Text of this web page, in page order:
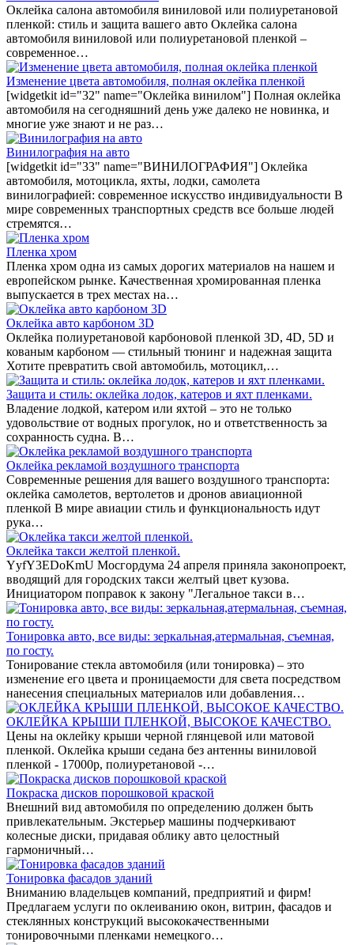
Оклейка салона автомобиля виниловой или полиуретановой
пленкой: стиль и защита вашего авто Оклейка салона
автомобиля виниловой или полиуретановой пленкой –
современное…
Изменение цвета автомобиля, полная оклейка пленкой
[widgetkit id="32" name="Оклейка винилом"] Полная оклейка
автомобиля на сегодняшний день уже далеко не новинка, и
многие уже знают и не раз…
Винилография на авто
[widgetkit id="33" name="ВИНИЛОГРАФИЯ"] Оклейка
автомобиля, мотоцикла, яхты, лодки, самолета
винилографией: современное искусство индивидуальности В
мире современных транспортных средств все больше людей
стремятся…
Пленка хром
Пленка хром одна из самых дорогих материалов на нашем и
европейском рынке. Качественная хромированная пленка
выпускается в трех местах на…
Оклейка авто карбоном 3D
Оклейка полиуретановой карбоновой пленкой 3D, 4D, 5D и
кованым карбоном — стильный тюнинг и надежная защита
Хотите превратить свой автомобиль, мотоцикл,…
Защита и стиль: оклейка лодок, катеров и яхт пленками.
Владение лодкой, катером или яхтой – это не только
удовольствие от водных прогулок, но и ответственность за
сохранность судна. В…
Оклейка рекламой воздушного транспорта
Современные решения для вашего воздушного транспорта:
оклейка самолетов, вертолетов и дронов авиационной
пленкой В мире авиации стиль и функциональность идут
рука…
Оклейка такси желтой пленкой.
YyfY3EDoKmU Мосгордума 24 апреля приняла законопроект,
вводящий для городских такси желтый цвет кузова.
Инициатором поправок к закону "Легальное такси в…
Тонировка авто, все виды: зеркальная,атермальная, съемная,
по госту.
Тонирование стекла автомобиля (или тонировка) – это
изменение его цвета и проницаемости для света посредством
нанесения специальных материалов или добавления…
ОКЛЕЙКА КРЫШИ ПЛЕНКОЙ, ВЫСОКОЕ КАЧЕСТВО.
Цены на оклейку крыши черной глянцевой или матовой
пленкой. Оклейка крыши седана без антенны виниловой
пленкой - 17000р, полиуретановой -…
Покраска дисков порошковой краской
Внешний вид автомобиля по определению должен быть
привлекательным. Экстерьер машины подчеркивают
колесные диски, придавая облику авто целостный
гармоничный…
Тонировка фасадов зданий
Вниманию владельцев компаний, предприятий и фирм!
Предлагаем услуги по оклеиванию окон, витрин, фасадов и
стеклянных конструкций высококачественными
тонировочными пленками немецкого…